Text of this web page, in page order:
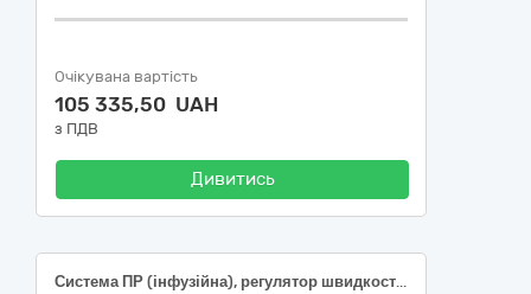
Очікувана вартість
105 335,50 UAH
з ПДВ
Дивитись
Система ПР (інфузійна), регулятор швидкості потоку, металева з’єднувальна голка, конектор Luer Slip, ін'єкційна голка 21G